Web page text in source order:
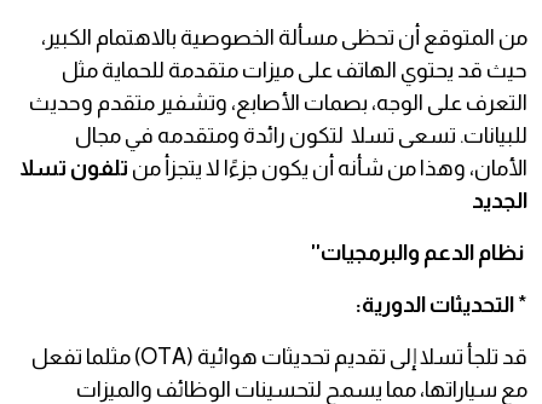
من المتوقع أن تحظى مسألة الخصوصية بالاهتمام الكبير،
حيث قد يحتوي الهاتف على ميزات متقدمة للحماية مثل
التعرف على الوجه، بصمات الأصابع، وتشفير متقدم وحديث
للبيانات. تسعى تسلا لتكون رائدة ومتقدمه في مجال
الأمان، وهذا من شأنه أن يكون جزءًا لا يتجزأ من تلفون تسلا
الجديد
نظام الدعم والبرمجيات''
* التحديثات الدورية:
قد تلجأ تسلا إلى تقديم تحديثات هوائية (OTA) مثلما تفعل
مع سياراتها، مما يسمح لتحسينات الوظائف والميزات